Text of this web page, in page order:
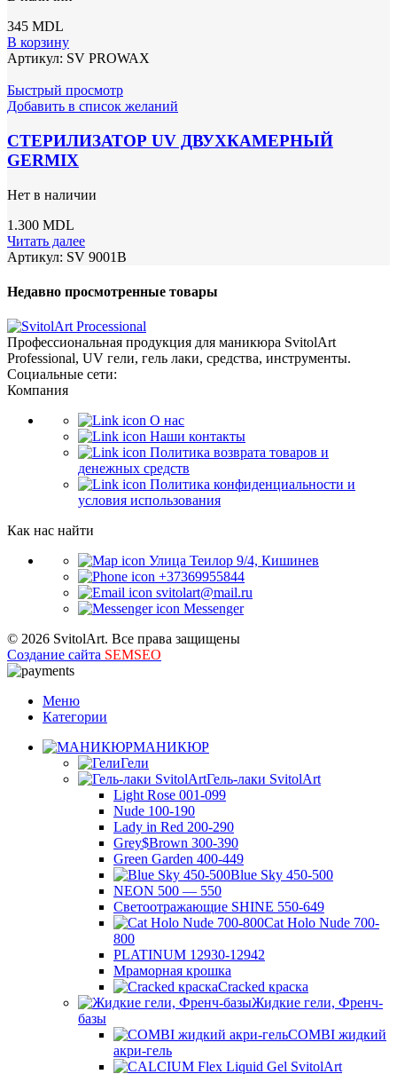
345 MDL
В корзину
Артикул: SV PROWAX
Быстрый просмотр
Добавить в список желаний
СТЕРИЛИЗАТОР UV ДВУХКАМЕРНЫЙ
GERMIX
Нет в наличии
1.300 MDL
Читать далее
Артикул: SV 9001B
Недавно просмотренные товары
Профессиональная продукция для маникюра SvitolArt
Professional, UV гели, гель лаки, средства, инструменты.
Социальные сети:
Компания
О нас
Наши контакты
Политика возврата товаров и
денежных средств
Политика конфиденциальности и
условия использования
Как нас найти
Улица Теилор 9/4, Кишинев
+37369955844
svitolart@mail.ru
Messenger
© 2026 SvitolArt. Все права защищены
Создание сайта SEMSEO
Меню
Категории
МАНИКЮР
Гели
Гель-лаки SvitolArt
Light Rose 001-099
Nude 100-190
Lady in Red 200-290
Grey$Brown 300-390
Green Garden 400-449
Blue Sky 450-500
NEON 500 — 550
Светоотражающие SHINE 550-649
Cat Holo Nude 700-
800
PLATINUM 12930-12942
Мраморная крошка
Cracked краска
Жидкие гели, Френч-
базы
COMBI жидкий
акри-гель